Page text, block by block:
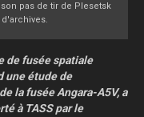
pas de tir de Plesetsk
d'archives.
de fusée spatiale
une étude de
la fusée Angara-A5V, a
à TASS par le